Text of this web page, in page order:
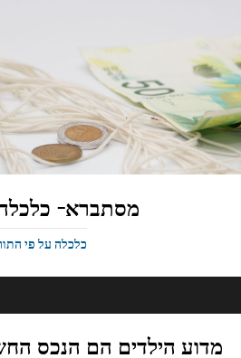
מסתברא-
כלכלה על פי
מדוע הילדים הם הנכס